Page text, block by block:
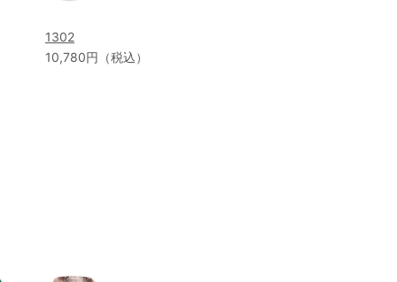
1302
10,780円（税込）